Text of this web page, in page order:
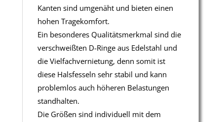
Kanten sind umgenäht und bieten einen
hohen Tragekomfort.
Ein besonderes Qualitätsmerkmal sind die
verschweißten D-Ringe aus Edelstahl und
die Vielfachvernietung, denn somit ist
diese Halsfesseln sehr stabil und kann
problemlos auch höheren Belastungen
standhalten.
Die Größen sind individuell mit dem